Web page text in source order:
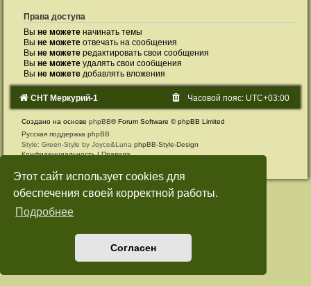
Этот сайт использует cookies для
обеспечения своей корректной работы.
Подробнее
Согласен
Права доступа
Вы не можете начинать темы
Вы не можете отвечать на сообщения
Вы не можете редактировать свои сообщения
Вы не можете удалять свои сообщения
Вы не можете добавлять вложения
СНТ Меркурий-1 Часовой пояс: UTC+03:00
Создано на основе phpBB® Forum Software © phpBB Limited
Русская поддержка phpBB
Style: Green-Style by Joyce&Luna phpBB-Style-Design
Конфиденциальность |Правила